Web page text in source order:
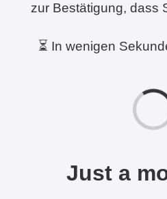
zur Bestätigung, dass
⏳ In wenigen
Just a